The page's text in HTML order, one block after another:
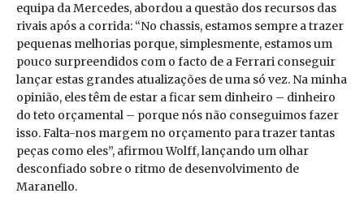
equipa da Mercedes, abordou a questão dos recursos das
rivais após a corrida: “No chassis, estamos sempre a trazer
pequenas melhorias porque, simplesmente, estamos um
pouco surpreendidos com o facto de a Ferrari conseguir
lançar estas grandes atualizações de uma só vez. Na minha
opinião, eles têm de estar a ficar sem dinheiro – dinheiro
do teto orçamental – porque nós não conseguimos fazer
isso. Falta-nos margem no orçamento para trazer tantas
peças como eles”, afirmou Wolff, lançando um olhar
desconfiado sobre o ritmo de desenvolvimento de
Maranello.